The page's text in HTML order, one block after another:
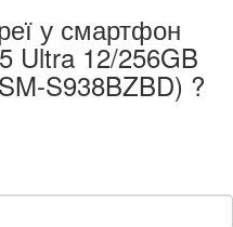
у смартфон
Ultra 12/256GB
S938BZBD) ?